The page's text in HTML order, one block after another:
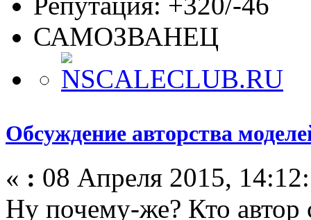
САМОЗВАНЕЦ
Обсуждение авторства
« : 08 Апреля 2015,
Ну почему-же? Кто автор